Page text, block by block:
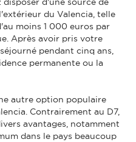
du Valencia, telle
moins 1 000 euros par
Après avoir pris votre
pendant cinq ans,
permanente ou la
autre option populaire
Contrairement au D7,
avantages, notamment
dans le pays beaucoup